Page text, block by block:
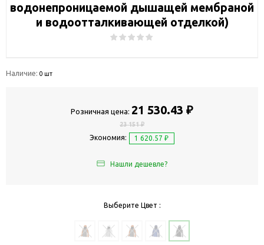
водонепроницаемой дышащей мембраной
и водоотталкивающей отделкой)
Наличие: 0 шт
Розничная цена: 21 530.43 ₽
23 151 ₽
Экономия: 1 620.57 ₽
Нашли дешевле?
Выберите Цвет :